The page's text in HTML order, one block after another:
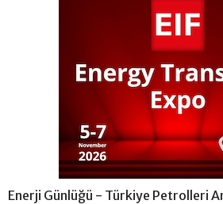
Enerji Günlüğü - Türkiye Petrolleri